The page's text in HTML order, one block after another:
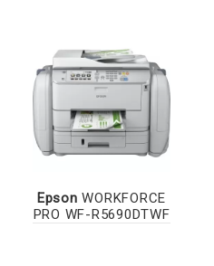
Epson WORKFORCE
PRO WF-R5690DTWF